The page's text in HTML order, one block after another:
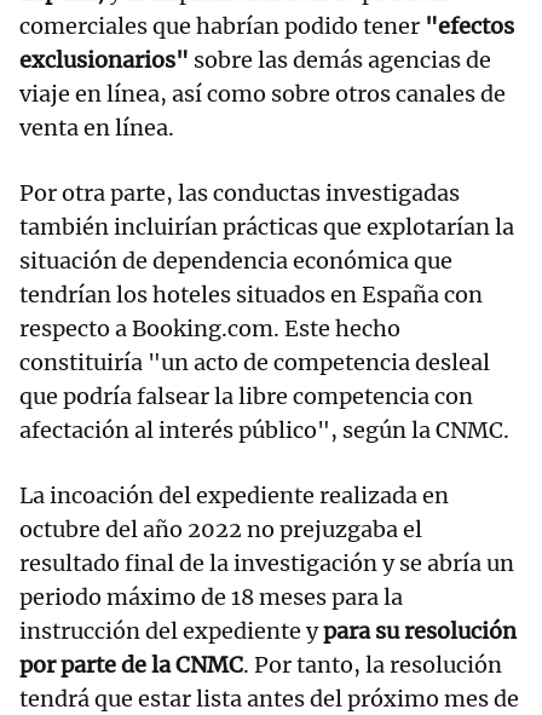
comerciales que habrían podido tener "efectos
exclusionarios" sobre las demás agencias de
viaje en línea, así como sobre otros canales de
venta en línea.
Por otra parte, las conductas investigadas
también incluirían prácticas que explotarían la
situación de dependencia económica que
tendrían los hoteles situados en España con
respecto a Booking.com. Este hecho
constituiría "un acto de competencia desleal
que podría falsear la libre competencia con
afectación al interés público", según la CNMC.
La incoación del expediente realizada en
octubre del año 2022 no prejuzgaba el
resultado final de la investigación y se abría un
periodo máximo de 18 meses para la
instrucción del expediente ypara su resolución
por parte de la CNMC. Por tanto, la resolución
tendrá que estar lista antes del próximo mes de